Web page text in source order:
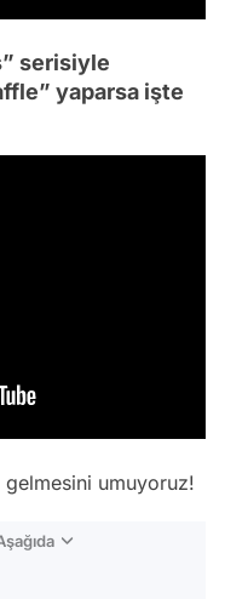
serisiyle
yaparsa işte
umuyoruz!